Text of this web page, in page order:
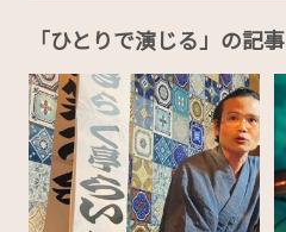
「ひとりで演じる」の記事